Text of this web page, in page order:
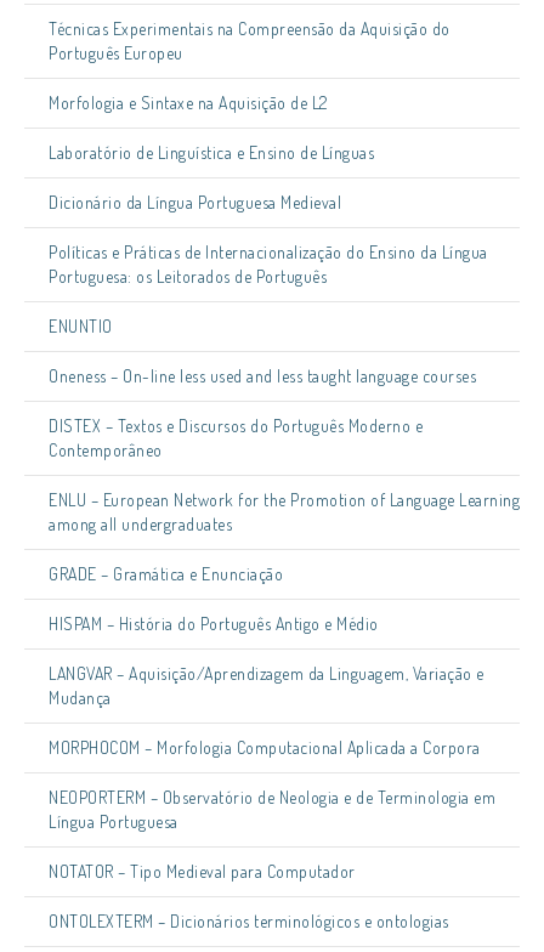
Técnicas Experimentais na Compreensão da Aquisição do
Português Europeu
Morfologia e Sintaxe na Aquisição de L2
Laboratório de Linguística e Ensino de Línguas
Dicionário da Língua Portuguesa Medieval
Políticas e Práticas de Internacionalização do Ensino da Língua
Portuguesa: os Leitorados de Português
ENUNTIO
Oneness – On-line less used and less taught language courses
DISTEX – Textos e Discursos do Português Moderno e
Contemporâneo
ENLU – European Network for the Promotion of Language Learning
among all undergraduates
GRADE – Gramática e Enunciação
HISPAM – História do Português Antigo e Médio
LANGVAR – Aquisição/Aprendizagem da Linguagem, Variação e
Mudança
MORPHOCOM – Morfologia Computacional Aplicada a Corpora
NEOPORTERM – Observatório de Neologia e de Terminologia em
Língua Portuguesa
NOTATOR – Tipo Medieval para Computador
ONTOLEXTERM – Dicionários terminológicos e ontologias